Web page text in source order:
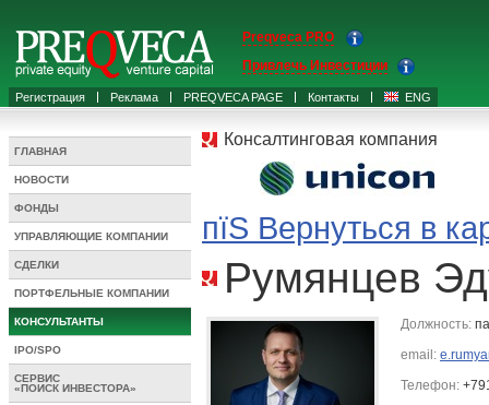
Регистрация Реклама PREQVECA PAGE Контакты ENG
Preqveca PRO
Привлечь Инвестиции
ГЛАВНАЯ
НОВОСТИ
ФОНДЫ
УПРАВЛЯЮЩИЕ КОМПАНИИ
СДЕЛКИ
ПОРТФЕЛЬНЫЕ КОМПАНИИ
КОНСУЛЬТАНТЫ
IPO/SPO
СЕРВИС
«ПОИСК ИНВЕСТОРА»
Консалтинговая компания
пїЅ Вернуться в
Румянцев
Должность:
email:
Телефон: